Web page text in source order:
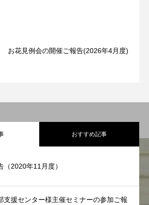
お花見例会の開催ご報告(2026年4月度)
おすすめ記事
2020年11月度）
支援センター様主催セミナーの参加ご報